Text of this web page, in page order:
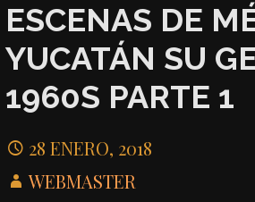
ESCENAS DE
YUCATÁN SU
1960S PARTE 1
28 ENERO, 2018
WEBMASTER